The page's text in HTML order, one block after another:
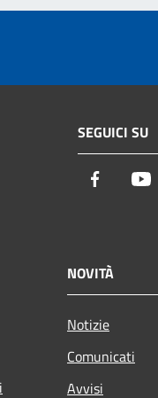
SEGUICI SU
Facebook
NOVITÀ
Notizie
Comunicati
Avvisi